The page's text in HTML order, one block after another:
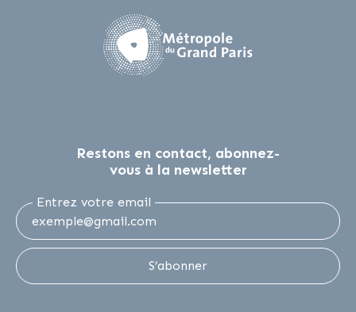
Restons en contact, abonnez-
vous à la newsletter
Entrez votre email
S’abonner